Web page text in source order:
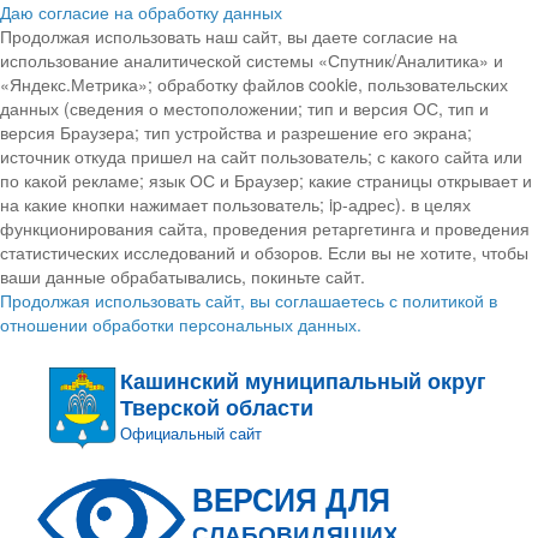
Даю согласие на обработку данных
Продолжая использовать наш сайт, вы даете согласие на
использование аналитической системы «Спутник/Аналитика» и
«Яндекс.Метрика»; обработку файлов cookie, пользовательских
данных (сведения о местоположении; тип и версия ОС, тип и
версия Браузера; тип устройства и разрешение его экрана;
источник откуда пришел на сайт пользователь; с какого сайта или
по какой рекламе; язык ОС и Браузер; какие страницы открывает и
на какие кнопки нажимает пользователь; ip-адрес). в целях
функционирования сайта, проведения ретаргетинга и проведения
статистических исследований и обзоров. Если вы не хотите, чтобы
ваши данные обрабатывались, покиньте сайт.
Продолжая использовать сайт, вы соглашаетесь с политикой в
отношении обработки персональных данных.